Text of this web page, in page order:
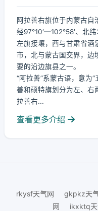
阿拉善右旗位于内蒙古自
经97°10′—102°58′、北
左旗接壤，西与甘肃省酒
市，北与蒙古国交界，边
要的沿边旗县之一。
“阿拉善”系蒙古语，意为
善和硕特旗划分为左、右
拉善右...
查看更多介绍
rkysf天气网
gkpkz天
网
ikxktq天